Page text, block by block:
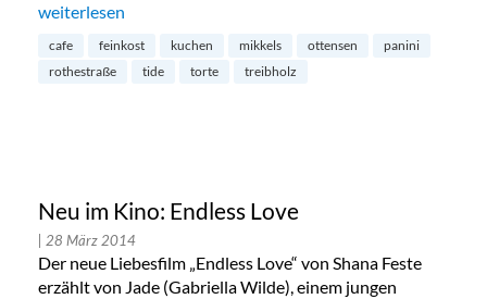
„Tide in Ottensen“
weiterlesen
cafe feinkost kuchen mikkels ottensen
panini
rothestraße
tide torte treibholz
Neu im Kino: Endless Love
| 28 März 2014
Der neue Liebesfilm „Endless Love“ von Shana Feste
erzählt von Jade (Gabriella Wilde), einem jungen